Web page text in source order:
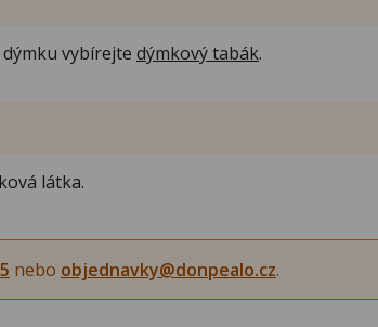
vybírejte dýmkový tabák.
látka.
nebo objednavky@donpealo.cz.